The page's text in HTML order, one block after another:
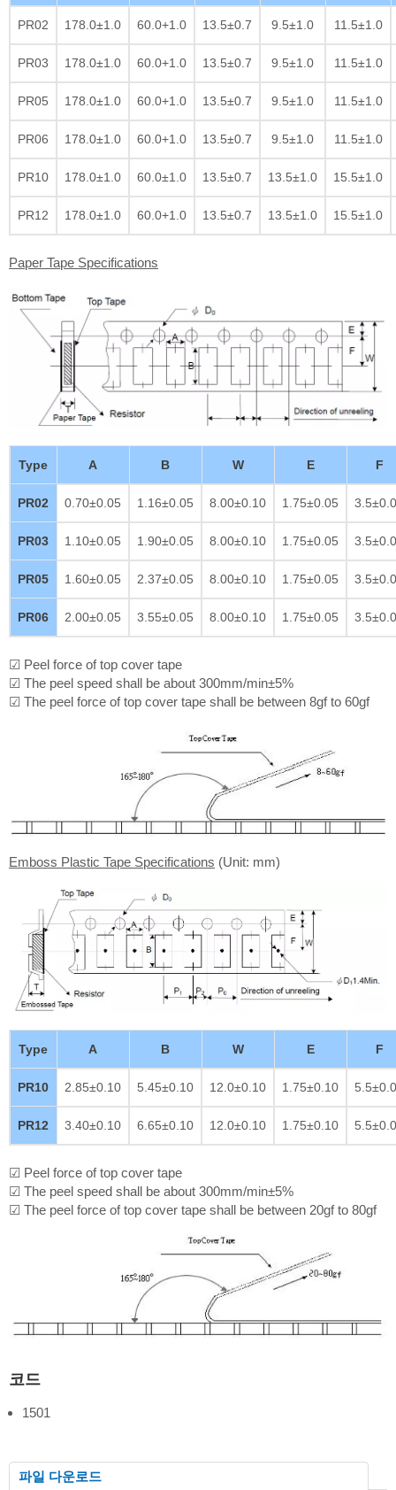
PR02 178.0±1.0 60.0+1.0 13.5±0.7 9.5±1.0 11.5±1.0
PR03 178.0±1.0 60.0+1.0 13.5±0.7 9.5±1.0 11.5±1.0
PR05 178.0±1.0 60.0+1.0 13.5±0.7 9.5±1.0 11.5±1.0
PR06 178.0±1.0 60.0+1.0 13.5±0.7 9.5±1.0 11.5±1.0
PR10 178.0±1.0 60.0±1.0 13.5±0.7 13.5±1.0 15.5±1.0
PR12 178.0±1.0 60.0+1.0 13.5±0.7 13.5±1.0 15.5±1.0
Paper Tape Specifications
Type A B W E F
PR02 0.70±0.05 1.16±0.05 8.00±0.10 1.75±0.05
PR03 1.10±0.05 1.90±0.05 8.00±0.10 1.75±0.05
PR05 1.60±0.05 2.37±0.05 8.00±0.10 1.75±0.05
PR06 2.00±0.05 3.55±0.05 8.00±0.10 1.75±0.05
☑ Peel force of top cover tape
☑ The peel speed shall be about 300mm/min±5%
☑ The peel force of top cover tape shall be between 8gf to 60gf
Emboss Plastic Tape Specifications (Unit: mm)
Type A B W E F
PR10 2.85±0.10 5.45±0.10 12.0±0.10 1.75±0.10
PR12 3.40±0.10 6.65±0.10 12.0±0.10 1.75±0.10
☑ Peel force of top cover tape
☑ The peel speed shall be about 300mm/min±5%
☑ The peel force of top cover tape shall be between 20gf to 80gf
코드
1501
파일 다운로드